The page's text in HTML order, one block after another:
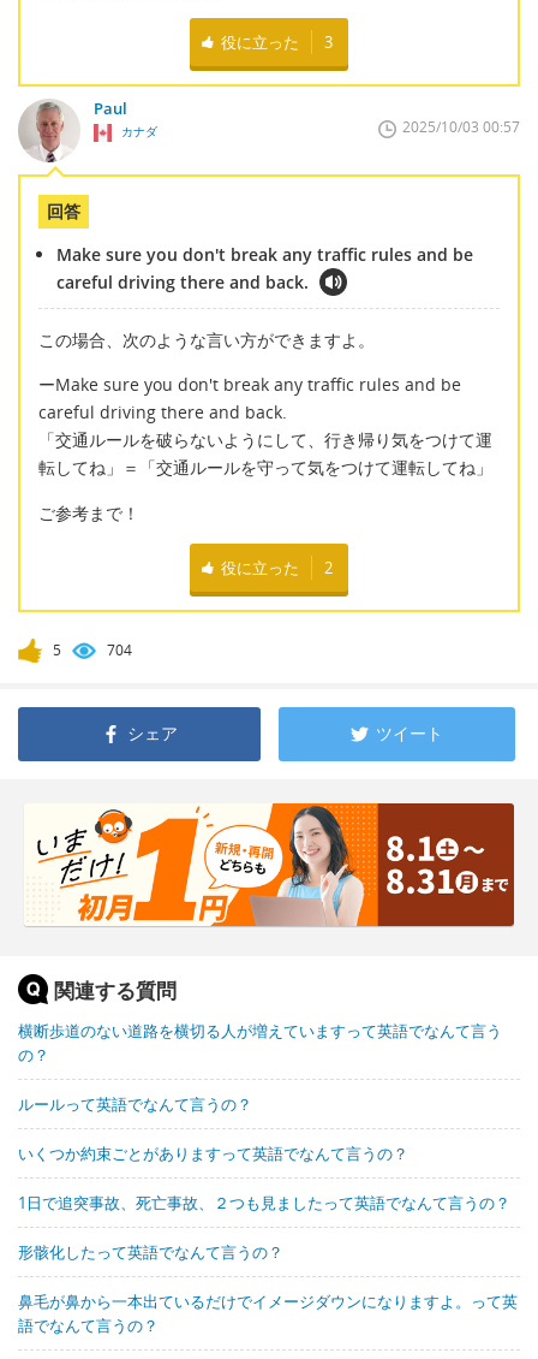
役に立った 3
Paul
カナダ 2025/10/03 00:57
回答
Make sure you don't break any traffic rules and be
careful driving there and back.
この場合、次のような言い方ができますよ。
ーMake sure you don't break any traffic rules and be
careful driving there and back.
「交通ルールを破らないようにして、行き帰り気をつけて運
転してね」＝「交通ルールを守って気をつけて運転してね」
ご参考まで！
役に立った 2
5 704
シェア ツイート
関連する質問
横断歩道のない道路を横切る人が増えていますって英語でなんて言う
の？
ルールって英語でなんて言うの？
いくつか約束ごとがありますって英語でなんて言うの？
1日で追突事故、死亡事故、２つも見ましたって英語でなんて言うの？
形骸化したって英語でなんて言うの？
鼻毛が鼻から一本出ているだけでイメージダウンになりますよ。って英
語でなんて言うの？